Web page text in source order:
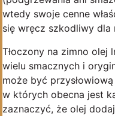
wtedy swoje cenne
się wręcz szkodliwy dla
Tłoczony na zimno olej
wielu smacznych i
może być przysłowiową
w których obecna jest
zaznaczyć, że olej